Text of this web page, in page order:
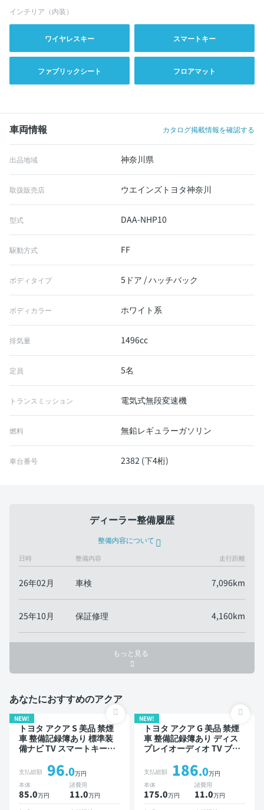
インテリア（内装）
ワイヤレスキー スマートキー
ファブリックシート フロアマット
車両情報 カタログ掲載情報を確認する
出品地域 神奈川県
取扱販売店 ウエインズトヨタ神奈川
型式 DAA-NHP10
駆動方式 FF
ボディタイプ 5ドア / ハッチバック
ボディカラー ホワイト系
排気量 1496cc
定員 5名
トランスミッション 電気式無段変速機
燃料 無鉛レギュラーガソリン
車台番号 2382 (下4桁)
ディーラー整備履歴
整備内容について
日時 整備内容 走行距離
26年02月 車検 7,096km
25年10月 保証修理 4,160km
もっと見る
あなたにおすすめのアクア
NEW!
トヨタ アクア S 美品 禁煙
車 整備記録簿あり 標準装
備ナビ TV スマートキー
支払総額 96.0万円
本体
85.0万円
諸費用
11.0万円
NEW!
トヨタ アクア G 美品 禁煙
車 整備記録簿あり ディス
プレイオーディオ TV ブラ
ートクルーズ ワイヤレスキ
ー ETC バックモニター 全
方位カメラ 衝突軽減
支払総額 186.0万円
本体
175.0万円
諸費用
11.0万円